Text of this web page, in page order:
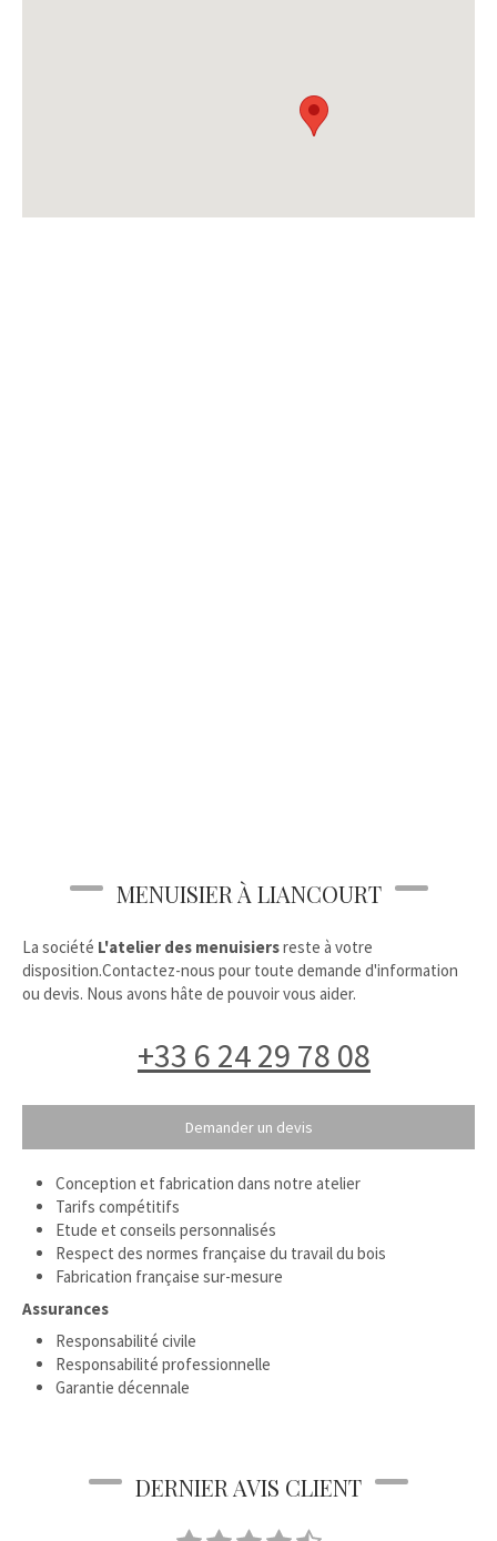
MENUISIER À LIANCOURT
La société L'atelier des menuisiersreste à votre
disposition.Contactez-nous pour toute demande d'information
ou devis. Nous avons hâte de pouvoir vous aider.
+33 6 24 29 78 08
Demander un devis
Conception et fabrication dans notre atelier
Tarifs compétitifs
Etude et conseils personnalisés
Respect des normes française du travail du bois
Fabrication française sur-mesure
Assurances
Responsabilité civile
Responsabilité professionnelle
Garantie décennale
DERNIER AVIS CLIENT